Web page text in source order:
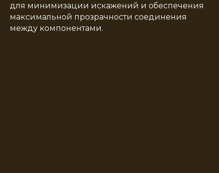
для минимизации искажений и обеспечения
максимальной прозрачности соединения
между компонентами.